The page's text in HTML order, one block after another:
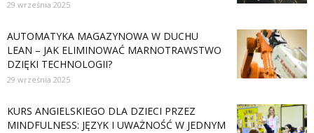
29 września 2025
AUTOMATYKA MAGAZYNOWA W DUCHU
LEAN – JAK ELIMINOWAĆ MARNOTRAWSTWO
DZIĘKI TECHNOLOGII?
29 września 2025
KURS ANGIELSKIEGO DLA DZIECI PRZEZ
MINDFULNESS: JĘZYK I UWAŻNOŚĆ W JEDNYM